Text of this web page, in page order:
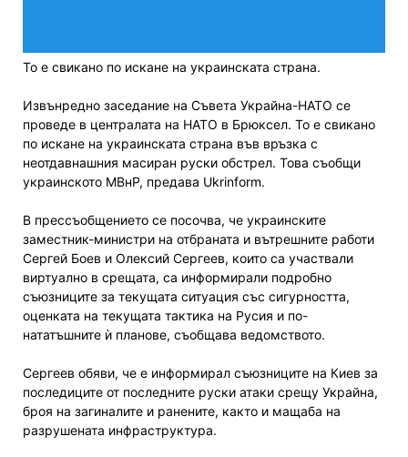
То е свикано по искане на украинската страна.
Извънредно заседание на Съвета Украйна-НАТО се
проведе в централата на НАТО в Брюксел. То е свикано
по искане на украинската страна във връзка с
неотдавнашния масиран руски обстрел. Това съобщи
украинското МВнР, предава Ukrinform.
В прессъобщението се посочва, че украинските
заместник-министри на отбраната и вътрешните работи
Сергей Боев и Олексий Сергеев, които са участвали
виртуално в срещата, са информирали подробно
съюзниците за текущата ситуация със сигурността,
оценката на текущата тактика на Русия и по-
нататъшните ѝ планове, съобщава ведомството.
Сергеев обяви, че е информирал съюзниците на Киев за
последиците от последните руски атаки срещу Украйна,
броя на загиналите и ранените, както и мащаба на
разрушената инфраструктура.